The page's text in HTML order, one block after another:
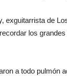
exguitarrista de
los
a todo pulmón